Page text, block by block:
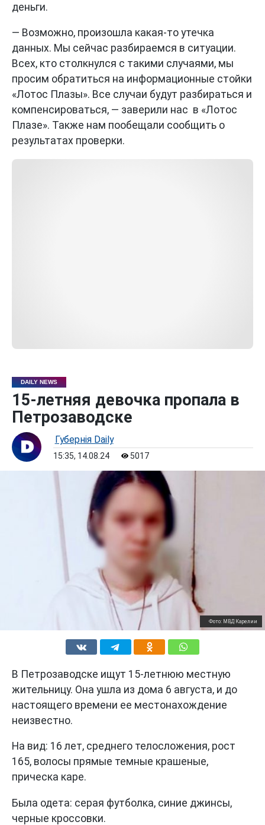
деньги.
— Возможно, произошла какая-то утечка
данных. Мы сейчас разбираемся в ситуации.
Всех, кто столкнулся с такими случаями, мы
просим обратиться на информационные стойки
«Лотос Плазы». Все случаи будут разбираться и
компенсироваться, — заверили нас в «Лотос
Плазе». Также нам пообещали сообщить о
результатах проверки.
DAILY NEWS
15-летняя девочка пропала в
Петрозаводске
Губернiя Daily
15:35, 14.08.24 5017
Фото: МВД Карелии
В Петрозаводске ищут 15-летнюю местную
жительницу. Она ушла из дома 6 августа, и до
настоящего времени ее местонахождение
неизвестно.
На вид: 16 лет, среднего телосложения, рост
165, волосы прямые темные крашеные,
прическа каре.
Была одета: серая футболка, синие джинсы,
черные кроссовки.